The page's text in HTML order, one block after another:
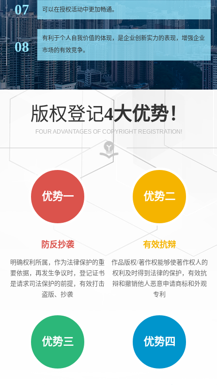
可以在授权活动中更加畅通。
07
有利于个人自我价值的体现，是企业创新实力的表现，增强企业
市场的有效竞争。
08
版权登记4大优势！
FOUR ADVANTAGES OF COPYRIGHT REGISTRATION!
优势一
防反抄袭
明确权利所属，作为法律保护的重
要依据，再发生争议时，登记证书
是请求司法保护的前提，有效打击
盗版、抄袭
优势二
有效抗辩
作品版权/著作权能够使著作权人的
权利及时得到法律的保护，有效抗
辩和撤销他人恶意申请商标和外观
专利
优势三 优势四